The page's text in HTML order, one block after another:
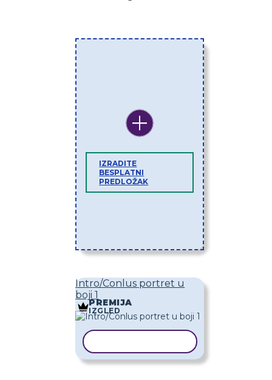
IZRADITE
BESPLATNI
PREDLOŽAK
Intro/Conlus portret u
boji 1
PREMIJA
IZGLED